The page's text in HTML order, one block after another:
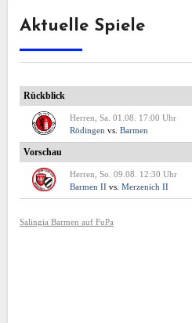
Aktuelle Spiele